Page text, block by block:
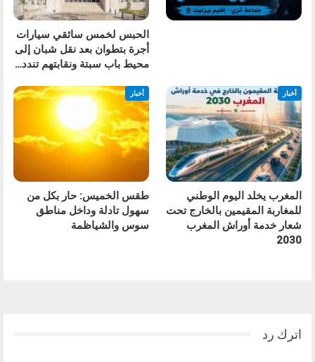
الحبس لخمس سائقي سيارات
أجرة بتطوان بعد نقل شبان إلى
محيط باب سبتة ونقابتهم تندد…
أخبار
المغرب يخلد اليوم الوطني
للمغاربة المقيمين بالخارج تحت
شعار خدمة أوراش المغرب
2030
أخبار
طقس الخميس: ﺣﺎﺭ بكل من
سهول تادلة وداخل مناطق
سوس والشياظمة
اترك رد